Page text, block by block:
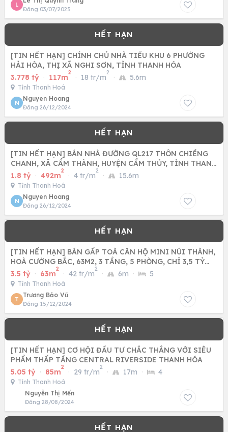
L
Đăng 03/07/2025
[TIN HẾT HẠN] CHÍNH CHỦ NHÀ TIỂU KHU 6 PHƯỜNG
HẢI HÒA, THỊ XÃ NGHI SƠN, TỈNH THANH HÓA
3.778 tỷ · 117m
2
· 18 tr/m
2
· 5.6m
Tỉnh Thanh Hoá
N
Nguyen Hoang
Đăng 26/12/2024
[TIN HẾT HẠN] BÁN NHÀ ĐƯỜNG QL217 THÔN CHIỀNG
CHANH, XÃ CẨM THÀNH, HUYỆN CẨM THỦY, TỈNH THANH
HÓA
1.8 tỷ · 492m
2
· 4 tr/m
2
· 15.6m
Tỉnh Thanh Hoá
N
Nguyen Hoang
Đăng 26/12/2024
[TIN HẾT HẠN] BÁN GẤP TOÀ CĂN HỘ MINI NÚI THÀNH,
HOÀ CƯỜNG BẮC, 63M2, 3 TẦNG, 5 PHÒNG, CHỈ 3,5 TỶ
TLCC.
3.5 tỷ · 63m
2
· 42 tr/m
2
· 6m · 5
Tỉnh Thanh Hoá
T
Trương Bảo Vũ
Đăng 15/12/2024
[TIN HẾT HẠN] CƠ HỘI ĐẦU TƯ CHẮC THẮNG VỚI SIÊU
PHẨM THẤP TẦNG CENTRAL RIVERSIDE THANH HÓA
5.05 tỷ · 85m
2
· 29 tr/m
2
· 17m · 4
Tỉnh Thanh Hoá
Nguyễn Thị Mến
Đăng 28/08/2024